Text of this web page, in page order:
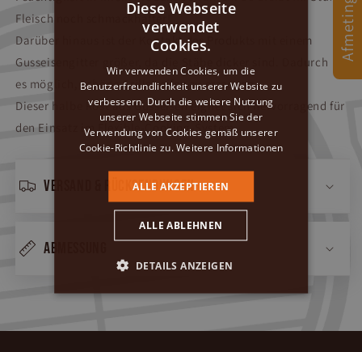
Fleisch noch schmackhafter!
Darüber hinaus ist der Kontakt des Produkts mit einem
Gusseisengitter größer, da die Stäbe dicker sind. Dadurch ist
es möglich, schöne Grillstreifen zu erzeugen.
Dieser halbe Rost aus Gusseisen eignet sich hervorragend für
den Einsatz im Flexible-Cooking-System.
Versand & Rücksendungen
Abmessung
ENGLISH
Diese Webseite
verwendet
Cookies.
Wir verwenden Cookies, um die
Benutzerfreundlichkeit unserer Website zu
verbessern. Durch die weitere Nutzung
unserer Webseite stimmen Sie der
Verwendung von Cookies gemäß unserer
Cookie-Richtlinie zu. Weitere Informationen
ALLE AKZEPTIEREN
ALLE ABLEHNEN
DETAILS ANZEIGEN